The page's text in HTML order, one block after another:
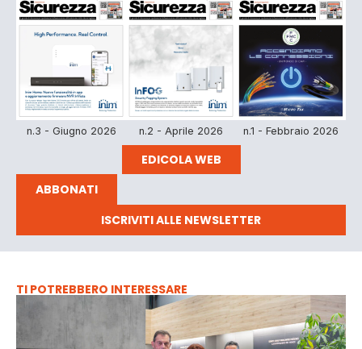
n.3 - Giugno 2026 n.2 - Aprile 2026 n.1 - Febbraio 2026
EDICOLA WEB
ABBONATI
ISCRIVITI ALLE NEWSLETTER
TI POTREBBERO INTERESSARE